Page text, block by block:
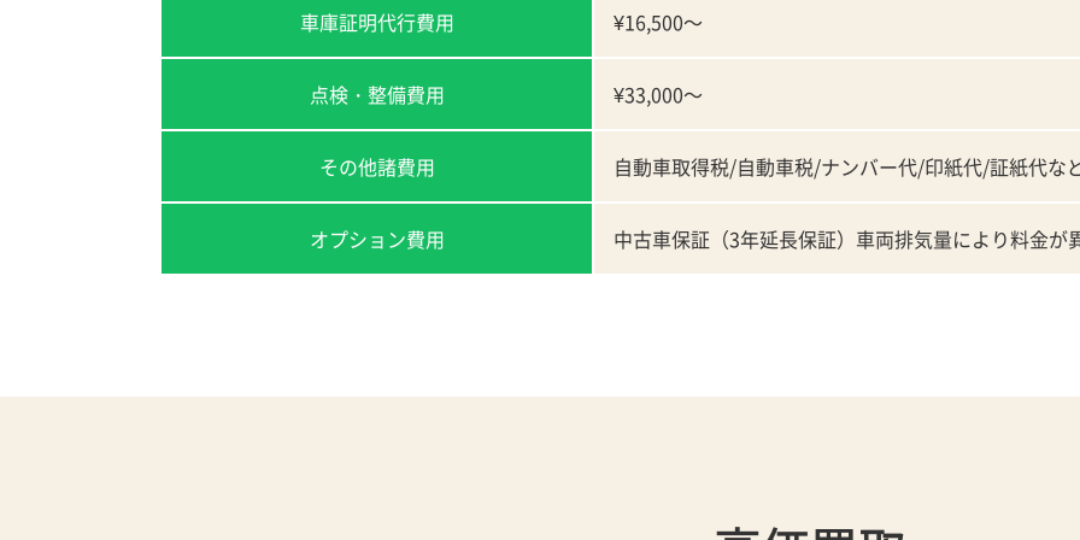
車庫証明代行費用 ¥16,500～
点検・整備費用 ¥33,000～
その他諸費用 自動車取得税/自動車税/ナンバー代/印紙代/証紙代な
オプション費用 中古車保証（3年延長保証）車両排気量により料金が